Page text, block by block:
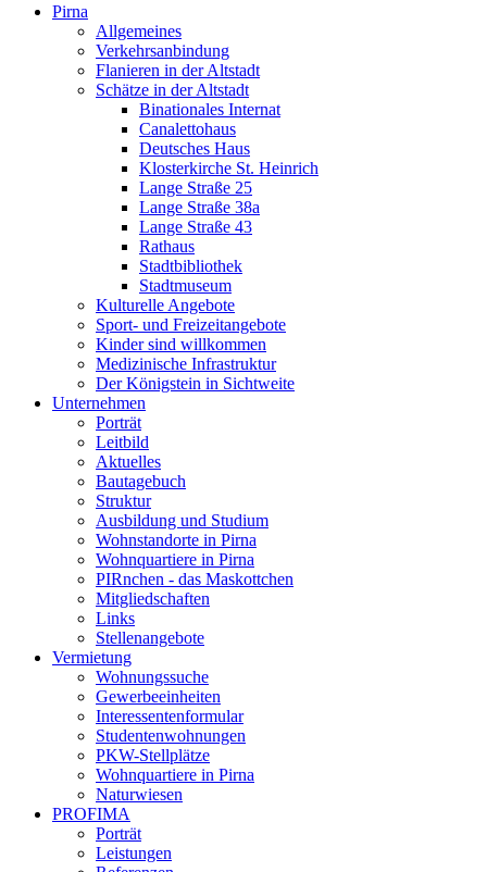
Pirna
Allgemeines
Verkehrsanbindung
Flanieren in der Altstadt
Schätze in der Altstadt
Binationales Internat
Canalettohaus
Deutsches Haus
Klosterkirche St. Heinrich
Lange Straße 25
Lange Straße 38a
Lange Straße 43
Rathaus
Stadtbibliothek
Stadtmuseum
Kulturelle Angebote
Sport- und Freizeitangebote
Kinder sind willkommen
Medizinische Infrastruktur
Der Königstein in Sichtweite
Unternehmen
Porträt
Leitbild
Aktuelles
Bautagebuch
Struktur
Ausbildung und Studium
Wohnstandorte in Pirna
Wohnquartiere in Pirna
PIRnchen - das Maskottchen
Mitgliedschaften
Links
Stellenangebote
Vermietung
Wohnungssuche
Gewerbeeinheiten
Interessentenformular
Studentenwohnungen
PKW-Stellplätze
Wohnquartiere in Pirna
Naturwiesen
PROFIMA
Porträt
Leistungen